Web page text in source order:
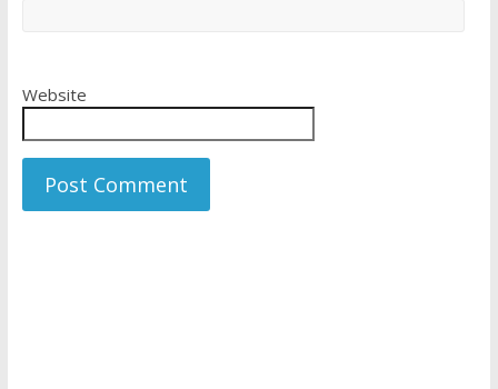
Website